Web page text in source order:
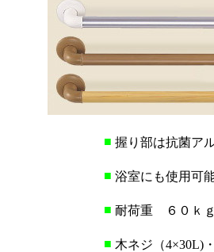
■ 握り部は抗菌ア
■ 浴室にも使用可
■ 耐荷重 ６０ｋ
■ 木ネジ（4×30L)